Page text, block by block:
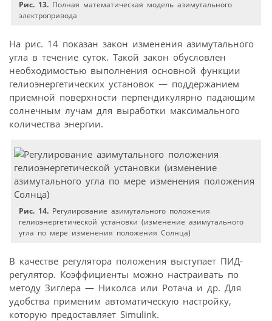
Рис. 13. Полная математическая модель азимутального
электропривода
На рис. 14 показан закон изменения азимутального
угла в течение суток. Такой закон обусловлен
необходимостью выполнения основной функции
гелиоэнергетических установок — поддержанием
приемной поверхности перпендикулярно падающим
солнечным лучам для выработки максимального
количества энергии.
Рис. 14. Регулирование азимутального положения
гелиоэнергетической установки (изменение азимутального
угла по мере изменения положения Солнца)
В качестве регулятора положения выступает ПИД-
регулятор. Коэффициенты можно настраивать по
методу Зиглера — Николса или Ротача и др. Для
удобства применим автоматическую настройку,
которую предоставляет Simulink.